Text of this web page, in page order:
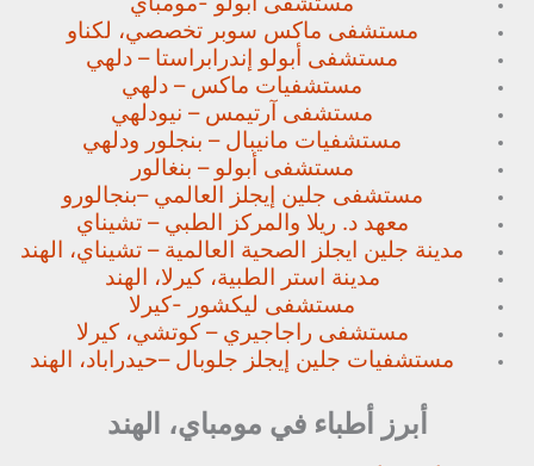
مستشفى ماكس سوبر تخصصي، لكناو
مستشفى أبولو إندرابراستا – دلهي
مستشفيات ماكس – دلهي
مستشفى آرتيمس – نيودلهي
مستشفيات مانيبال – بنجلور ودلهي
مستشفى أبولو – بنغالور
مستشفى جلين إيجلز العالمي –بنجالورو
معهد د. ريلا والمركز الطبي – تشيناي
مدينة جلين ايجلز الصحية العالمية – تشيناي، الهند
مدينة استر الطبية، كيرلا، الهند
مستشفى ليكشور -كيرلا
مستشفى راجاجيري – كوتشي، كيرلا
مستشفيات جلين إيجلز جلوبال –حيدراباد، الهند
أبرز أطباء في مومباي، الهند